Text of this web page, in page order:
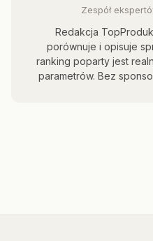
Zespół
Redakcja
porównuje i opisuje
ranking poparty jest
parametrów. Bez